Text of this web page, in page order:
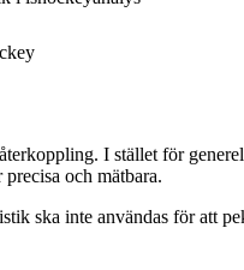
I stället för
och mätbara.
ska inte användas för att